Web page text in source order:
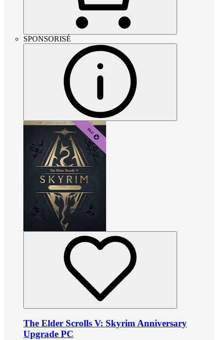
SPONSORISÉ
The Elder Scrolls V: Skyrim Anniversary
Upgrade PC